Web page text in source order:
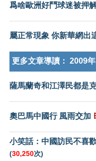
爲啥歐洲好鬥球迷被押
屬正常現象 你新華網出
更多文章導讀： 2009
薩馬蘭奇和江澤民都是
奧巴馬中國行 風雨交加
小笑話：中國訪民不喜
(30,250次)